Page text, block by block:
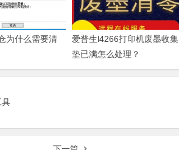
为什么需要清
爱普生l4266打印机废墨收集
垫已满怎么处理？
具